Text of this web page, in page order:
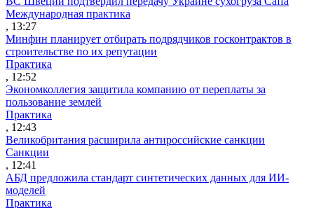
Международная практика
, 13:27
Минфин планирует отбирать подрядчиков госконтрактов в
строительстве по их репутации
Практика
, 12:52
Экономколлегия защитила компанию от переплаты за
пользование землей
Практика
, 12:43
Великобритания расширила антироссийские санкции
Санкции
, 12:41
АБД предложила стандарт синтетических данных для ИИ-
моделей
Практика